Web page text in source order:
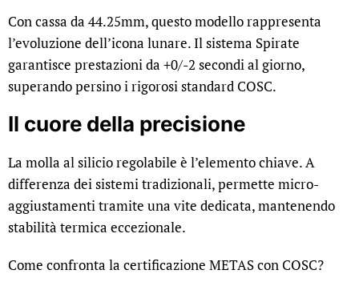
Con cassa da 44.25mm, questo modello rappresenta
l’evoluzione dell’icona lunare. Il sistema Spirate
garantisce prestazioni da +0/-2 secondi al giorno,
superando persino i rigorosi standard COSC.
Il cuore della precisione
La molla al silicio regolabile è l’elemento chiave. A
differenza dei sistemi tradizionali, permette micro-
aggiustamenti tramite una vite dedicata, mantenendo
stabilità termica eccezionale.
Come confronta la certificazione METAS con COSC?